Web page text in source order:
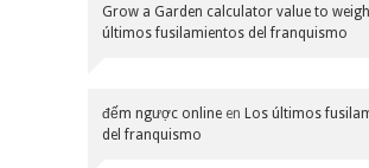
Grow a Garden calculator value to
últimos fusilamientos del franquismo
đếm ngược online en Los últimos
del franquismo